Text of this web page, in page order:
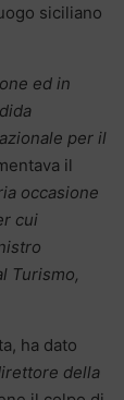
siciliano
ed in
per il
il
occasione
cui
Turismo,
ha dato
della